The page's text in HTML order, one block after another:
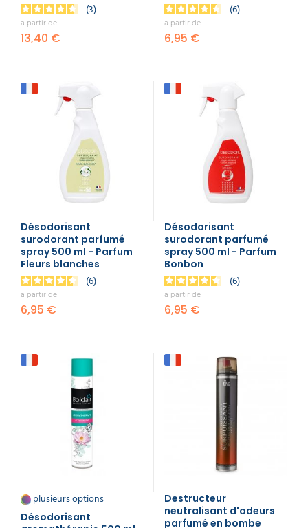
3
a partir de
13,40 €
6
a partir de
6,95 €
Désodorisant
surodorant parfumé
spray 500 ml - Parfum
Fleurs blanches
6
a partir de
6,95 €
Désodorisant
surodorant parfumé
spray 500 ml - Parfum
Bonbon
6
a partir de
6,95 €
plusieurs options
Désodorisant
Destructeur
neutralisant d'odeurs
parfumé en bombe